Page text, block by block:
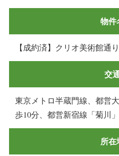
物件
【成約済】クリオ美術館通
交
東京メトロ半蔵門線、都営
歩10分、都営新宿線「菊川
所在